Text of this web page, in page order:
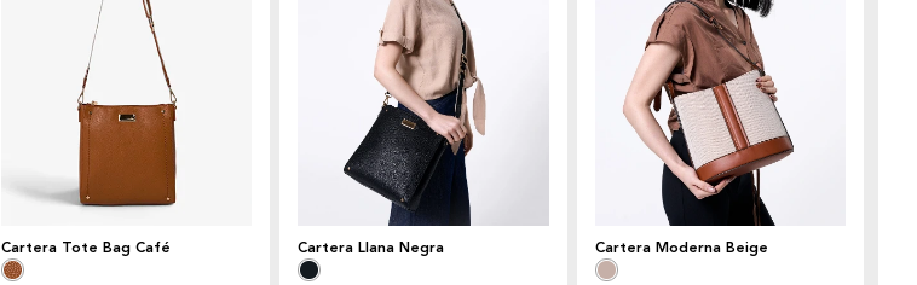
Cartera Tote Bag Café Cartera Llana Negra Cartera Moderna Beige